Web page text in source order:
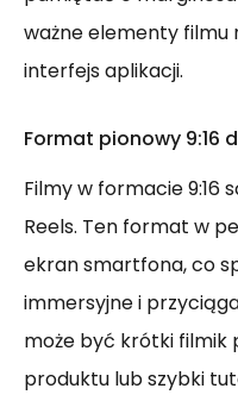
ważne elementy filmu
interfejs aplikacji.
Format pionowy 9:16
Filmy w formacie 9:16
Reels. Ten format w
ekran smartfona, co
immersyjne i
może być krótki filmik
produktu lub szybki